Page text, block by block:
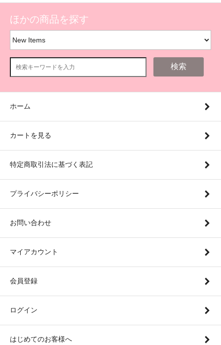
ほかの商品を探す
検索
ホーム
カートを見る
特定商取引法に基づく表記
プライバシーポリシー
お問い合わせ
マイアカウント
会員登録
ログイン
はじめてのお客様へ